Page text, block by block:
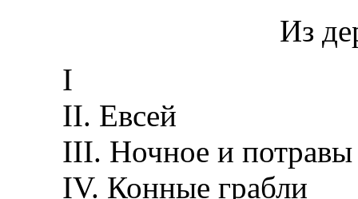
Из
I
II. Евсей
III. Ночное и потравы
IV. Конные грабли